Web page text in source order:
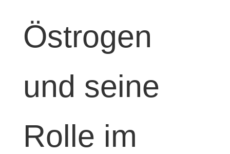
Östrogen
und seine
Rolle im